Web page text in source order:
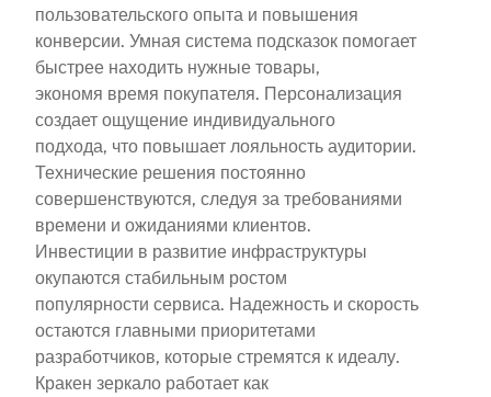
пользовательского опыта и повышения
конверсии. Умная система подсказок помогает
быстрее находить нужные товары,
экономя время покупателя. Персонализация
создает ощущение индивидуального
подхода, что повышает лояльность аудитории.
Технические решения постоянно
совершенствуются, следуя за требованиями
времени и ожиданиями клиентов.
Инвестиции в развитие инфраструктуры
окупаются стабильным ростом
популярности сервиса. Надежность и скорость
остаются главными приоритетами
разработчиков, которые стремятся к идеалу.
Кракен зеркало работает как